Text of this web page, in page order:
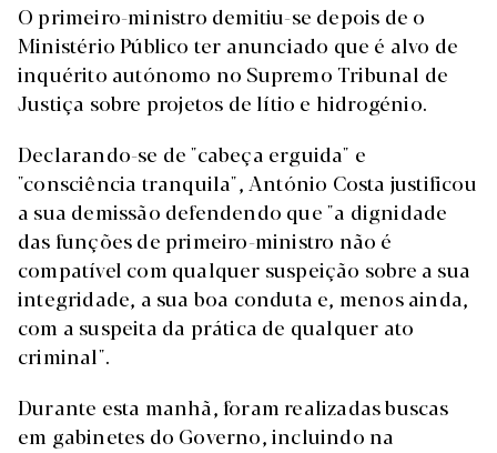
O primeiro-ministro demitiu-se depois de o
Ministério Público ter anunciado que é alvo de
inquérito autónomo no Supremo Tribunal de
Justiça sobre projetos de lítio e hidrogénio.
Declarando-se de "cabeça erguida" e
"consciência tranquila", António Costa justificou
a sua demissão defendendo que "a dignidade
das funções de primeiro-ministro não é
compatível com qualquer suspeição sobre a sua
integridade, a sua boa conduta e, menos ainda,
com a suspeita da prática de qualquer ato
criminal".
Durante esta manhã, foram realizadas buscas
em gabinetes do Governo, incluindo na